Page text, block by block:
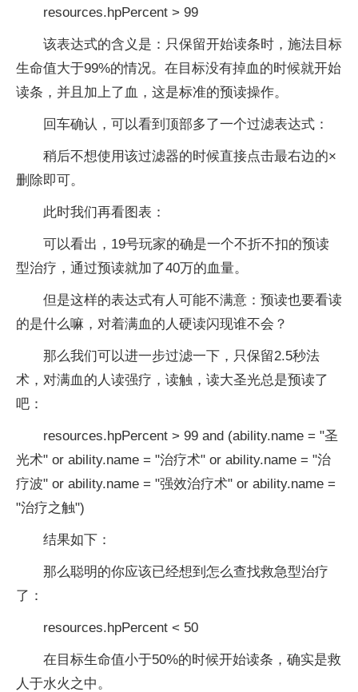
resources.hpPercent > 99
该表达式的含义是：只保留开始读条时，施法目标
生命值大于99%的情况。在目标没有掉血的时候就开始
读条，并且加上了血，这是标准的预读操作。
回车确认，可以看到顶部多了一个过滤表达式：
稍后不想使用该过滤器的时候直接点击最右边的×
删除即可。
此时我们再看图表：
可以看出，19号玩家的确是一个不折不扣的预读
型治疗，通过预读就加了40万的血量。
但是这样的表达式有人可能不满意：预读也要看读
的是什么嘛，对着满血的人硬读闪现谁不会？
那么我们可以进一步过滤一下，只保留2.5秒法
术，对满血的人读强疗，读触，读大圣光总是预读了
吧：
resources.hpPercent > 99 and (ability.name = "圣
光术" or ability.name = "治疗术" or ability.name = "治
疗波" or ability.name = "强效治疗术" or ability.name =
"治疗之触")
结果如下：
那么聪明的你应该已经想到怎么查找救急型治疗
了：
resources.hpPercent < 50
在目标生命值小于50%的时候开始读条，确实是救
人于水火之中。